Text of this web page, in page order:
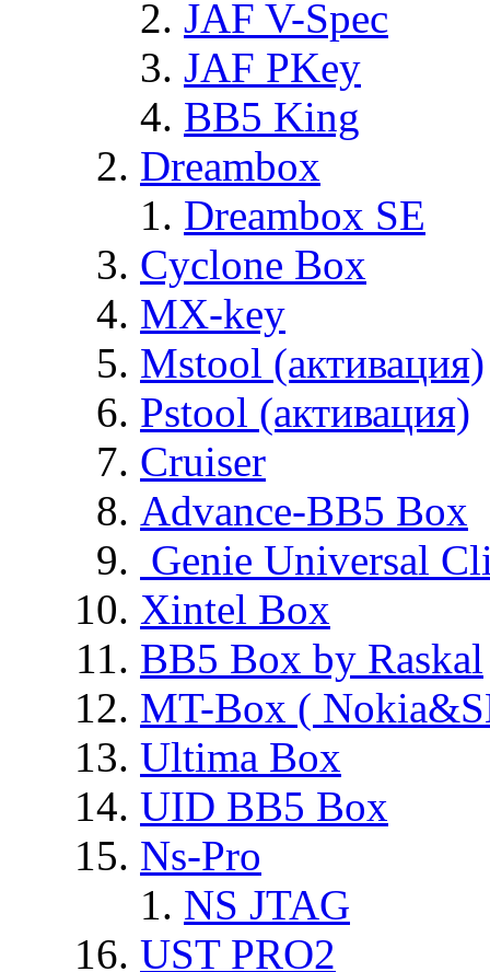
JAF V-Spec
JAF PKey
BB5 King
Dreambox
Dreambox SE
Cyclone Box
MX-key
Mstool (активация)
Pstool (активация)
Cruiser
Advance-BB5 Box
Genie Universal
Xintel Box
BB5 Box by Raskal
MT-Box (
Ultima Box
UID BB5 Box
Ns-Pro
NS JTAG
UST PRO2